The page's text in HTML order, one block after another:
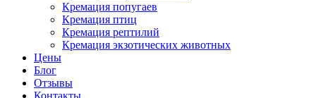
Кремация попугаев
Кремация птиц
Кремация рептилий
Кремация экзотических животных
Цены
Блог
Отзывы
Контакты